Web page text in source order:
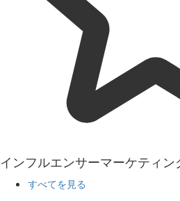
インフルエンサーマーケティン
すべてを見る